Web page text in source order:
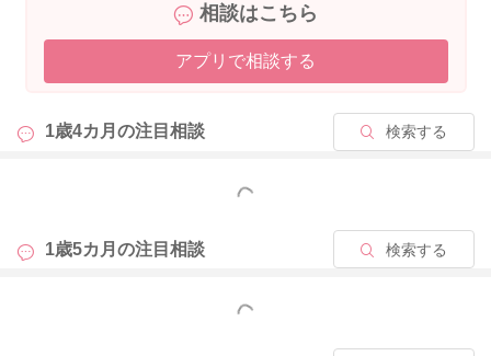
38度近い状態が続いていたり、そのほかにも何か気になる様子
があるようでしたら、受診をされてみても良いかもしれないの
よかったら参考になさってみてください。
2026/4/23 20:09
相談はこちら
アプリで相談する
1歳4カ月の注目相談 検索する
もっと見る
1歳5カ月の注目相談 検索する
もっと見る